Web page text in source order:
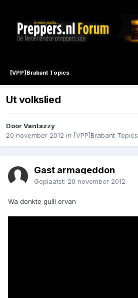
[VPP]Brabant Topics
Ut volkslied
DoorVantazzy
20 november 2012 in [VPP]Brabant Topics
Gast armageddon
Geplaatst: 20 november 2012
Wa denkte gulli ervan